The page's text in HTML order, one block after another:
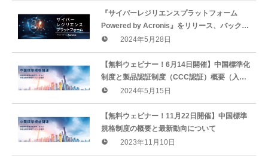
『サイバーレジリエンスプラットフォーム
Powered by Acronis』をリリース、バックア
ップからセキュリティ対策まで－皆様のビジ
ネスに安心と安全を－
2024年5月28日
【無料ウェビナー！6月14日開催】中国標準化
制度と製品認証制度（CCC認証）概要（入門
編）
2024年5月15日
【無料ウェビナー！11月22日開催】中国標準
規格制度の概要と最新動向について
2023年11月10日